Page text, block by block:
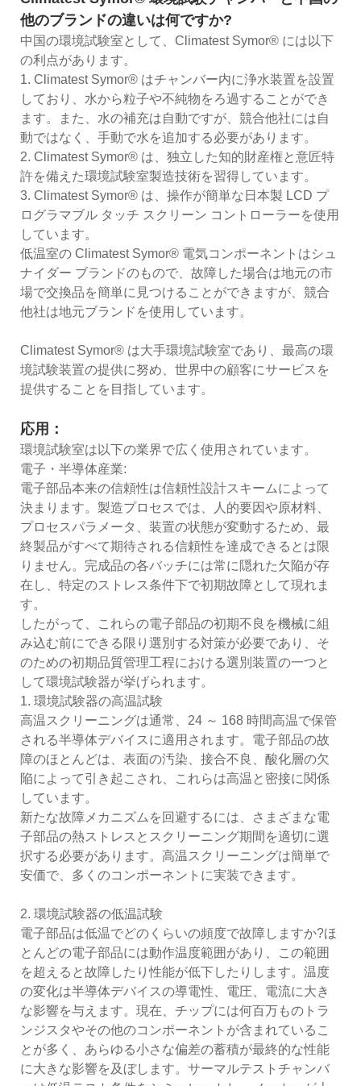
他のブランドの違いは何ですか?
中国の環境試験室として、Climatest Symor® には以下
の利点があります。
1. Climatest Symor® はチャンバー内に浄水装置を設置
しており、水から粒子や不純物をろ過することができ
ます。また、水の補充は自動ですが、競合他社には自
動ではなく、手動で水を追加する必要があります。
2. Climatest Symor® は、独立した知的財産権と意匠特
許を備えた環境試験室製造技術を習得しています。
3. Climatest Symor® は、操作が簡単な日本製 LCD プ
ログラマブル タッチ スクリーン コントローラーを使用
しています。
低温室の Climatest Symor® 電気コンポーネントはシュ
ナイダー ブランドのもので、故障した場合は地元の市
場で交換品を簡単に見つけることができますが、競合
他社は地元ブランドを使用しています。
Climatest Symor® は大手環境試験室であり、最高の環
境試験装置の提供に努め、世界中の顧客にサービスを
提供することを目指しています。
応用：
環境試験室は以下の業界で広く使用されています。
電子・半導体産業:
電子部品本来の信頼性は信頼性設計スキームによって
決まります。製造プロセスでは、人的要因や原材料、
プロセスパラメータ、装置の状態が変動するため、最
終製品がすべて期待される信頼性を達成できるとは限
りません。完成品の各バッチには常に隠れた欠陥が存
在し、特定のストレス条件下で初期故障として現れま
す。
したがって、これらの電子部品の初期不良を機械に組
み込む前にできる限り選別する対策が必要であり、そ
のための初期品質管理工程における選別装置の一つと
して環境試験器が挙げられます。
1. 環境試験器の高温試験
高温スクリーニングは通常、24 ～ 168 時間高温で保管
される半導体デバイスに適用されます。電子部品の故
障のほとんどは、表面の汚染、接合不良、酸化層の欠
陥によって引き起こされ、これらは高温と密接に関係
しています。
新たな故障メカニズムを回避するには、さまざまな電
子部品の熱ストレスとスクリーニング期間を適切に選
択する必要があります。高温スクリーニングは簡単で
安価で、多くのコンポーネントに実装できます。
2. 環境試験器の低温試験
電子部品は低温でどのくらいの頻度で故障しますか?ほ
とんどの電子部品には動作温度範囲があり、この範囲
を超えると故障したり性能が低下したりします。温度
の変化は半導体デバイスの導電性、電圧、電流に大き
な影響を与えます。現在、チップには何百万ものトラ
ンジスタやその他のコンポーネントが含まれているこ
とが多く、あらゆる小さな偏差の蓄積が最終的な性能
に大きな影響を及ぼします。サーマルテストチャンバ